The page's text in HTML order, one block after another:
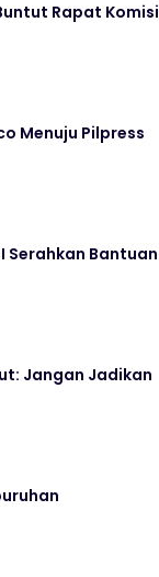
Rapat Komisi
Menuju Pilpress
Serahkan Bantuan
Jangan Jadikan